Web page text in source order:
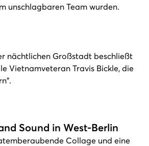
unschlagbaren Team wurden.
nächtlichen Großstadt beschließt
Vietnamveteran Travis Bickle, die
Sound in West-Berlin
Collage und eine